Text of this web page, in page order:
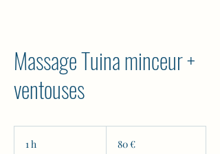
Massage Tuina minceur +
ventouses
1 h 80 €